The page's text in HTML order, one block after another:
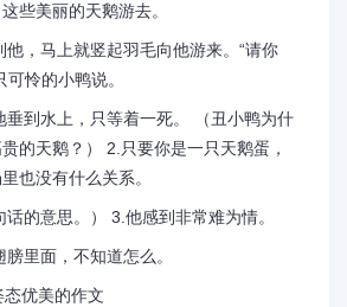
些美丽的天鹅游去。
马上就竖起羽毛向他游来。“请你
怜的小鸭说。
水上，只等着一死。 （丑小鸭为什
的天鹅？） 2.只要你是一只天鹅蛋，
也没有什么关系。
意思。） 3.他感到非常难为情。
面，不知道怎么。
优美的作文